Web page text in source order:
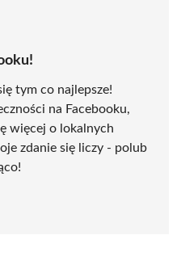
tym co najlepsze!
na Facebooku,
więcej o lokalnych
zdanie się liczy - polub